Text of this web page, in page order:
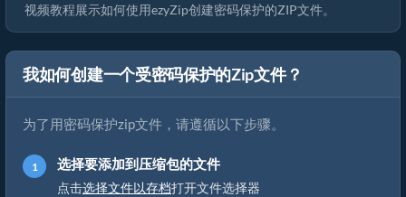
视频教程展示如何使用ezyZip创建密码保护的ZIP文件。
我如何创建一个受密码保护的Zip文件？
为了用密码保护zip文件，请遵循以下步骤。
选择要添加到压缩包的文件
点击选择文件以存档打开文件选择器